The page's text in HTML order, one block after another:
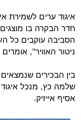
חדר הבקרה בו
הסביבה עוקבים כל
ניטור האוויר",
בין הבכירים
שלמה כץ, מנכל
אסיף אייזיק.